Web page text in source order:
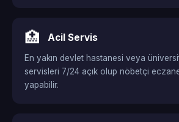
🏥 Acil Servis
En yakın devlet hastanesi veya
servisleri 7/24 açık olup nöbetçi
yapabilir.